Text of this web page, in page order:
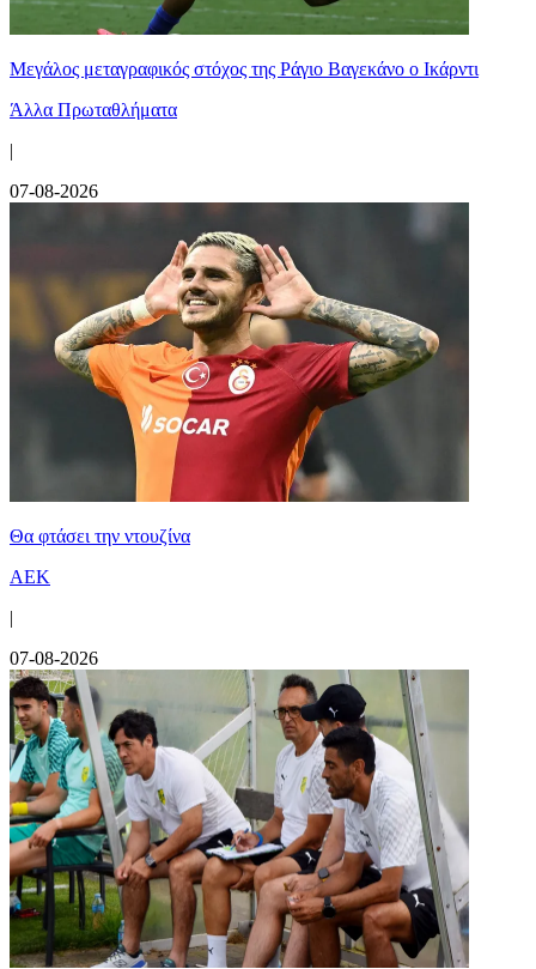
Μεγάλος μεταγραφικός στόχος της Ράγιο Βαγεκάνο ο Ικάρντι
Άλλα Πρωταθλήματα
|
07-08-2026
Θα φτάσει την ντουζίνα
ΑΕΚ
|
07-08-2026